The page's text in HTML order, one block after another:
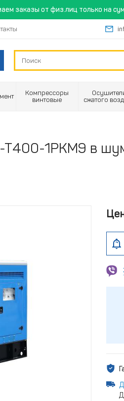
заказы от физ.лиц только на
Компрессоры
винтовые
сжатого
1РКМ9 в